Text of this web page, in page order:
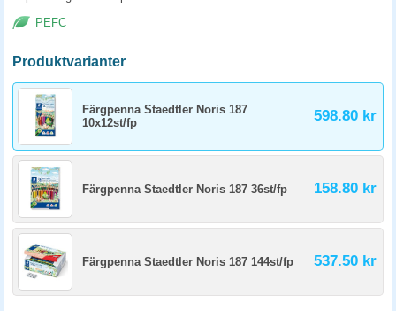
PEFC
Produktvarianter
Färgpenna Staedtler Noris 187
10x12st/fp
598.80 kr
Färgpenna Staedtler Noris 187 36st/fp 158.80 kr
Färgpenna Staedtler Noris 187 144st/fp 537.50 kr